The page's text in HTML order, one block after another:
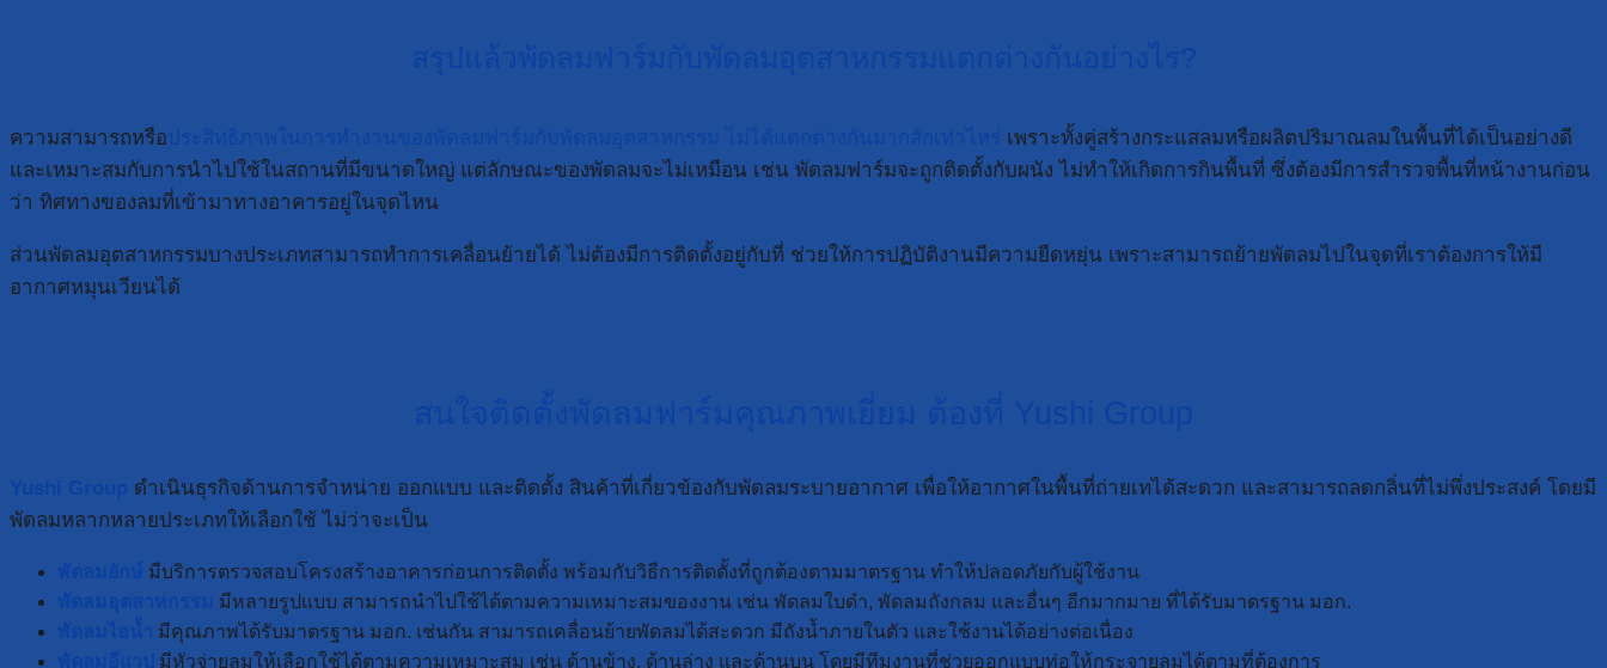
ความสามารถหรือ
เพราะทั้งคู่สร้างกระแสลมหรือผลิตปริมาณลมในพื้นที่ได้เป็นอย่างดี
และเหมาะสมกับการนำไปใช้ในสถานที่มีขนาดใหญ่ แต่ลักษณะของพัดลมจะไม่เหมือน เช่น พัดลมฟาร์มจะถูกติดตั้งกับผนัง ไม่ทำให้เกิดการกินพื้นที่ ซึ่งต้องมีการสำรวจพื้นที่หน้างานก่อน
ว่า ทิศทางของลมที่เข้ามาทางอาคารอยู่ในจุดไหน
ส่วนพัดลมอุตสาหกรรมบางประเภทสามารถทำการเคลื่อนย้ายได้ ไม่ต้องมีการติดตั้งอยู่กับที่ ช่วยให้การปฏิบัติงานมีความยืดหยุ่น เพราะสามารถย้ายพัดลมไปในจุดที่เราต้องการให้มี
อากาศหมุนเวียนได้
ดำเนินธุรกิจด้านการจำหน่าย ออกแบบ และติดตั้ง สินค้าที่เกี่ยวข้องกับพัดลมระบายอากาศ เพื่อให้อากาศในพื้นที่ถ่ายเทได้สะดวก และสามารถลดกลิ่นที่ไม่พึ่งประสงค์ โดยมี
พัดลมหลากหลายประเภทให้เลือกใช้ ไม่ว่าจะเป็น
มีบริการตรวจสอบโครงสร้างอาคารก่อนการติดตั้ง พร้อมกับวิธีการติดตั้งที่ถูกต้องตามมาตรฐาน ทำให้ปลอดภัยกับผู้ใช้งาน
มีหลายรูปแบบ สามารถนำไปใช้ได้ตามความเหมาะสมของงาน เช่น พัดลมใบดำ, พัดลมถังกลม และอื่นๆ อีกมากมาย ที่ได้รับมาตรฐาน มอก.
มีคุณภาพได้รับมาตรฐาน มอก. เช่นกัน สามารถเคลื่อนย้ายพัดลมได้สะดวก มีถังน้ำภายในตัว และใช้งานได้อย่างต่อเนื่อง
มีหัวจ่ายลมให้เลือกใช้ได้ตามความเหมาะสม เช่น ด้านข้าง, ด้านล่าง และด้านบน โดยมีทีมงานที่ช่วยออกแบบท่อให้กระจายลมได้ตามที่ต้องการ